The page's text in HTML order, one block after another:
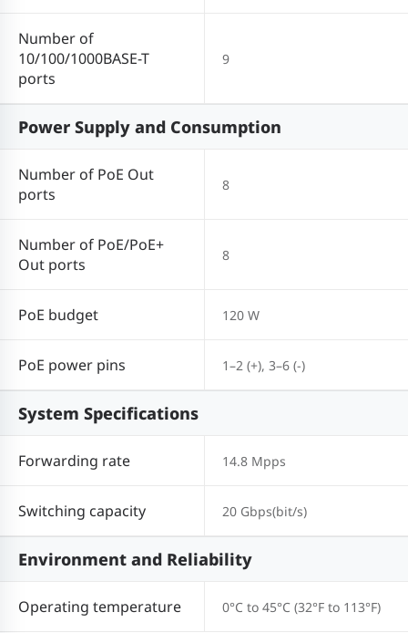
Number of
10/100/1000BASE-T
ports
9
Power Supply and Consumption
Number of PoE Out
ports
8
Number of PoE/PoE+
Out ports
8
PoE budget 120 W
PoE power pins 1–2 (+), 3–6 (-)
System Specifications
Forwarding rate 14.8 Mpps
Switching capacity 20 Gbps(bit/s)
Environment and Reliability
Operating temperature 0°C to 45°C (32°F to 113°F)